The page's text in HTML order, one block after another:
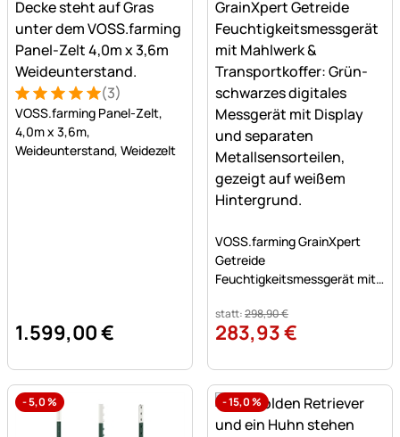
Bewertung: 5 von 5 (3 Bewertungen)
3 Bewertungen
(3)
VOSS.farming Panel-Zelt,
4,0m x 3,6m,
Weideunterstand, Weidezelt
1.599,00€
VOSS.farming GrainXpert
Getreide
Feuchtigkeitsmessgerät mit
statt:298,90€
283,93€
-5,0% -15,0%